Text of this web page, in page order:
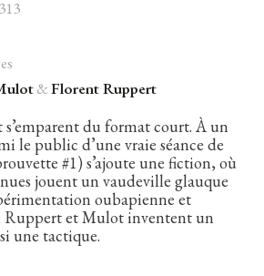
Twitter
Hébergé par Vixns
&Florent Ruppert
du format court. À un
le public d’une vraie séance de
#1) s’ajoute une fiction, où
jouent un vaudeville glauque
oubapienne et
Ruppert et Mulot inventent un
une tactique.